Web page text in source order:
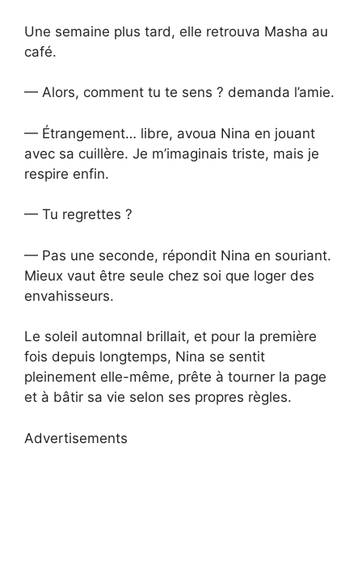
Une semaine plus tard, elle retrouva Masha au
café.
— Alors, comment tu te sens ? demanda l’amie.
— Étrangement… libre, avoua Nina en jouant
avec sa cuillère. Je m’imaginais triste, mais je
respire enfin.
— Tu regrettes ?
— Pas une seconde, répondit Nina en souriant.
Mieux vaut être seule chez soi que loger des
envahisseurs.
Le soleil automnal brillait, et pour la première
fois depuis longtemps, Nina se sentit
pleinement elle-même, prête à tourner la page
et à bâtir sa vie selon ses propres règles.
Advertisements